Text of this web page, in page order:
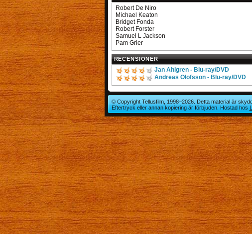
Robert De Niro
Michael Keaton
Bridget Fonda
Robert Forster
Samuel L Jackson
Pam Grier
RECENSIONER
Jan Ahlgren - Blu-ray/DVD
Andreas Olofsson - Blu-ray/DVD
© Copyright Tellusfilm, 1998–2026. Detta material är
Eftertryck eller annan kopiering är förbjuden. Hostad hos